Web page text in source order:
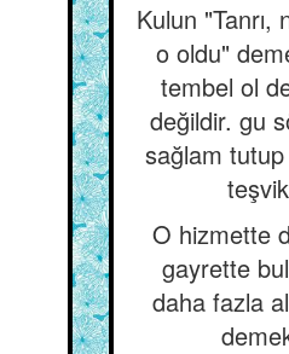
Kulun "Tanrı,
o oldu"
tembel ol
değildir. gu
sağlam tutup
O hizmette
gayrette
daha fazla